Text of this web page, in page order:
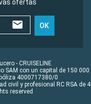
ofertas
OK
- CRUISELINE
SAM con un capital de 150 000
4000717380/0
civil y profesional RC RSA de
reserved